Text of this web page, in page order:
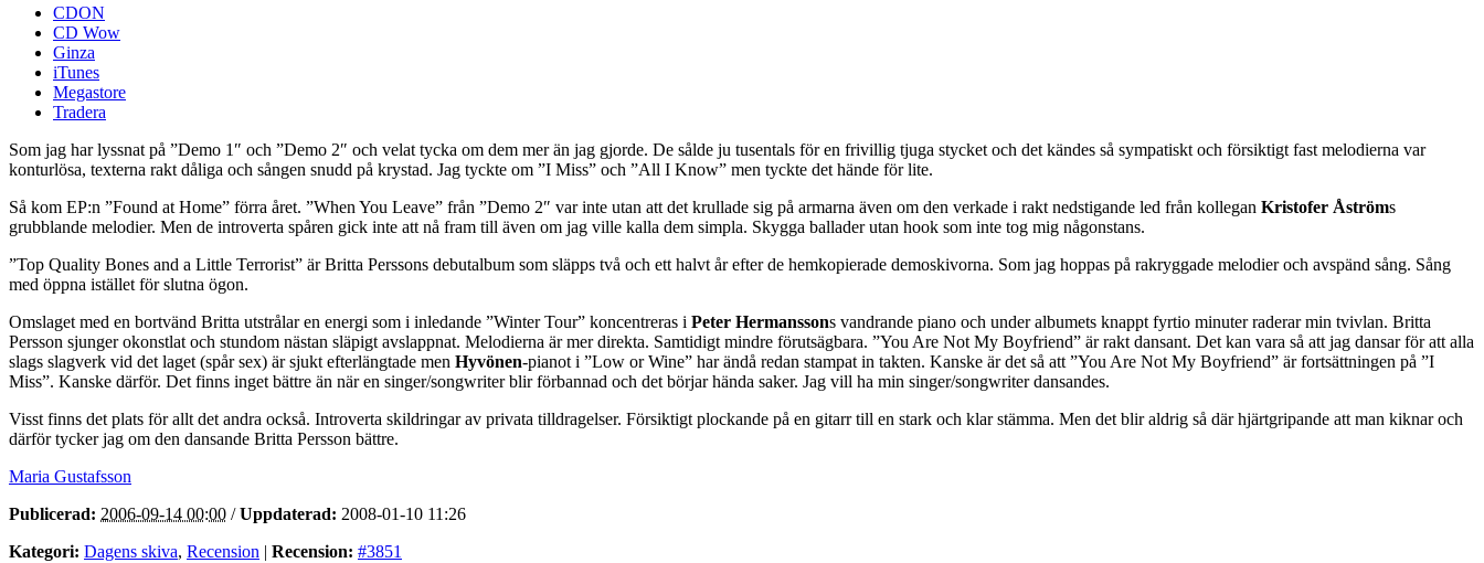
CDON
CD Wow
Ginza
iTunes
Megastore
Tradera
Som jag har lyssnat på ”Demo 1″ och ”Demo 2″ och velat tycka om dem mer än jag gjorde. De sålde ju tusentals för en frivillig tjuga stycket och det kändes så sympatiskt och försiktigt fast melodierna var
konturlösa, texterna rakt dåliga och sången snudd på krystad. Jag tyckte om ”I Miss” och ”All I Know” men tyckte det hände för lite.
Så kom EP:n ”Found at Home” förra året. ”When You Leave” från ”Demo 2″ var inte utan att det krullade sig på armarna även om den verkade i rakt nedstigande led från kollegan Kristofer Åströms
grubblande melodier. Men de introverta spåren gick inte att nå fram till även om jag ville kalla dem simpla. Skygga ballader utan hook som inte tog mig någonstans.
”Top Quality Bones and a Little Terrorist” är Britta Perssons debutalbum som släpps två och ett halvt år efter de hemkopierade demoskivorna. Som jag hoppas på rakryggade melodier och avspänd sång. Sång
med öppna istället för slutna ögon.
Omslaget med en bortvänd Britta utstrålar en energi som i inledande ”Winter Tour” koncentreras i Peter Hermanssons vandrande piano och under albumets knappt fyrtio minuter raderar min tvivlan. Britta
Persson sjunger okonstlat och stundom nästan släpigt avslappnat. Melodierna är mer direkta. Samtidigt mindre förutsägbara. ”You Are Not My Boyfriend” är rakt dansant. Det kan vara så att jag dansar för att alla
slags slagverk vid det laget (spår sex) är sjukt efterlängtade men Hyvönen-pianot i ”Low or Wine” har ändå redan stampat in takten. Kanske är det så att ”You Are Not My Boyfriend” är fortsättningen på ”I
Miss”. Kanske därför. Det finns inget bättre än när en singer/songwriter blir förbannad och det börjar hända saker. Jag vill ha min singer/songwriter dansandes.
Visst finns det plats för allt det andra också. Introverta skildringar av privata tilldragelser. Försiktigt plockande på en gitarr till en stark och klar stämma. Men det blir aldrig så där hjärtgripande att man kiknar och
därför tycker jag om den dansande Britta Persson bättre.
Maria Gustafsson
Publicerad: 2006-09-14 00:00 /Uppdaterad: 2008-01-10 11:26
Kategori: Dagens skiva, Recension | Recension: #3851